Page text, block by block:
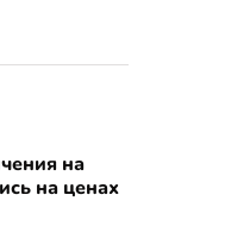
на
на ценах